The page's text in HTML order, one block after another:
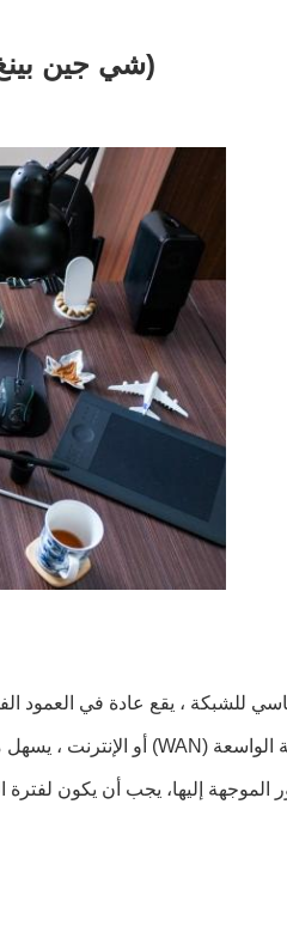
(شي جين
للشبكة ، يقع عادة في العمود
الموجهة إليها، يجب أن يكون